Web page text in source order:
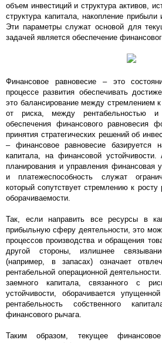
объем инвестиций и структура активов,
структура капитала, накопление
Эти параметры служат основой для
задачей является обеспечение
Финансовое равновесие – это
процессе развития обеспечивать
это балансирование между стремлением
от риска, между рентабельностью и
обеспечения финансового равновесия
принятия стратегических решений об
– финансовое равновесие базируется
капитала, на финансовой
планирования и управления финансовая
и платежеспособность служат
который сопутствует стремлению к росту
оборачиваемости.
Так, если направить все ресурсы в
прибыльную сферу деятельности, это
процессов производства и обращения
другой стороны, излишнее
(например, в запасах) означает
рентабельной операционной
заемного капитала, связанного с
устойчивости, оборачивается
рентабельность собственного
финансового рычага.
Таким образом, текущее